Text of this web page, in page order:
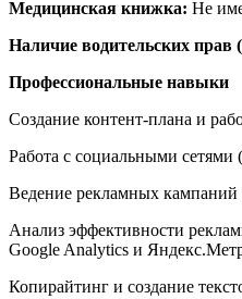
Медицинская книжка: Не
Наличие водительских прав
Профессиональные навыки
Создание контент-плана и
Работа с социальными сетями
Ведение рекламных
Анализ эффективности
Google Analytics и
Копирайтинг и создание